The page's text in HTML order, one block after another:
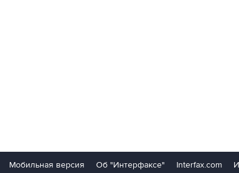
Мобильная версия Об "Интерфаксе" Interfax.com